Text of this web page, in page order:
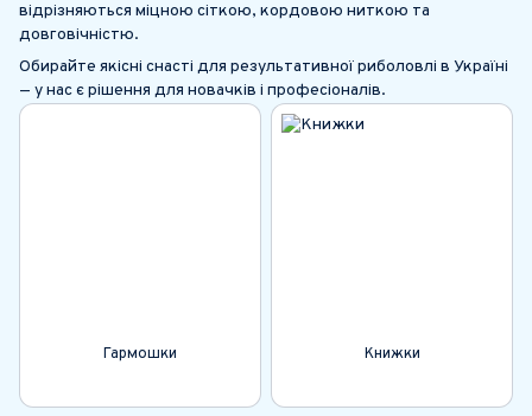
відрізняються міцною сіткою, кордовою ниткою та
довговічністю.
Обирайте якісні снасті для результативної риболовлі в Україні
— у нас є рішення для новачків і професіоналів.
Гармошки Книжки